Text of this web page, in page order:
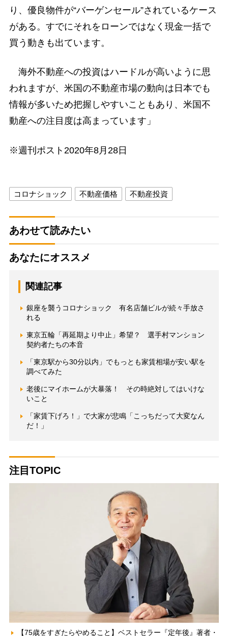
り、優良物件が“バーゲンセール”されているケース
がある。すでにそれをローンではなく現金一括で
買う動きも出ています。
海外不動産への投資はハードルが高いように思
われますが、米国の不動産市場の動向は日本でも
情報が多いため把握しやすいこともあり、米国不
動産への注目度は高まっています」
※週刊ポスト2020年8月28日
コロナショック 不動産価格 不動産投資
あわせて読みたい
あなたにオススメ
関連記事
銀座を襲うコロナショック 有名店舗ビルが続々手放さ
れる
東京五輪「再延期より中止」希望？ 選手村マンション
契約者たちの本音
「東京駅から30分以内」でもっとも家賃相場が安い駅を
調べてみた
老後にマイホームが大暴落！ その時絶対してはいけな
いこと
「家賃下げろ！」で大家が悲鳴「こっちだって大変なん
だ！」
注目TOPIC
【75歳をすぎたらやめること】ベストセラー『定年後』著者・